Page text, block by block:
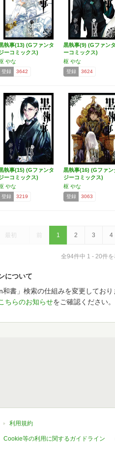
執事(13) (Gファンタ
ーコミックス)
やな
登録 3642
黒執事(9) (Gファン
ーコミックス)
枢 やな
登録 3624
執事(15) (Gファンタ
ーコミックス)
やな
登録 3219
黒執事(16) (Gファン
ジーコミックス)
枢 やな
登録 3063
最初 前 1 2 3 4
全94件中 1 - 20件
について
和書」検索の仕組みを変更してお
ちらのお知らせをご確認ください。
利用規約
Cookie等の利用に関するガイドライン